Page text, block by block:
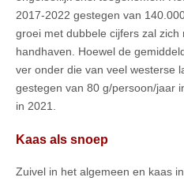
2017-2022 gestegen van
groei met dubbele cijfers zal
handhaven. Hoewel de
ver onder die van veel westerse
gestegen van 80 g/persoon/jaar
in 2021.
Kaas als snoep
Zuivel in het algemeen en kaas